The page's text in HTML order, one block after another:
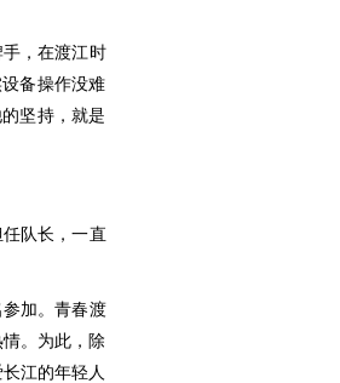
，在渡江时
备操作没难
坚持，就是
队长，一直
参加。青春渡
。为此，除
江的年轻人